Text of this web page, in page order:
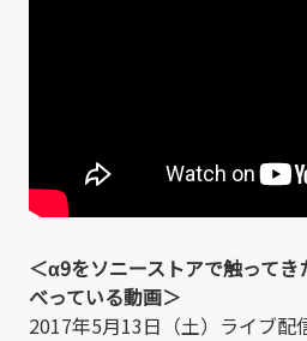
＜α9をソニーストアで触って
べっている動画＞
2017年5月13日（土）ライブ配